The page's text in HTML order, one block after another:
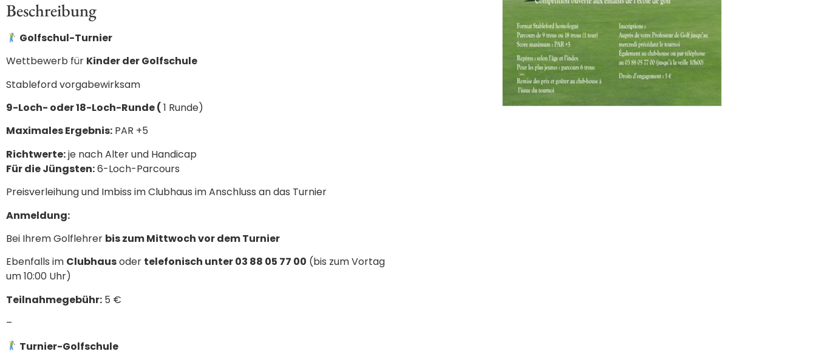
Beschreibung
Golfschul-Turnier
Wettbewerb für Kinder der Golfschule
Stableford vorgabewirksam
9-Loch- oder 18-Loch-Runde (1 Runde)
Maximales Ergebnis: PAR +5
Richtwerte:je nach Alter und Handicap
Für die Jüngsten:6-Loch-Parcours
Preisverleihung und Imbiss im Clubhaus im Anschluss an das Turnier
Anmeldung:
Bei Ihrem Golflehrer bis zum Mittwoch vor dem Turnier
Ebenfalls im Clubhausoder telefonisch unter 03 88 05 77 00 (bis zum Vortag
um 10:00 Uhr)
Teilnahmegebühr: 5 €
–
Turnier-Golfschule